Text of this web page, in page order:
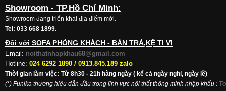
Showroom - TP.Hồ Chí Minh:
Showroom đang triển khai địa điểm mới.
Tel: 033 668 1899.
Đối với SOFA PHÒNG KHÁCH - BÀN TRÀ,KỆ TI VI
Email: noithatnhapkhau68@gmail.com
Hotline: 024 6292 1890 / 0913.845.189 zalo
Thời gian làm việc: Từ 8h30 - 21h hàng ngày ( kể cả ngày nghỉ, ngày lễ)
(*) Funika thương hiệu dẫn đầu trong lĩnh vực nội thất thông minh nhập khẩu :